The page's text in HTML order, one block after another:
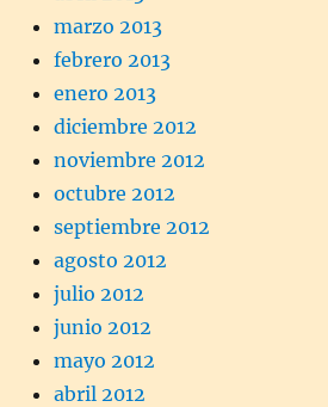
marzo 2013
febrero 2013
enero 2013
diciembre 2012
noviembre 2012
octubre 2012
septiembre 2012
agosto 2012
julio 2012
junio 2012
mayo 2012
abril 2012